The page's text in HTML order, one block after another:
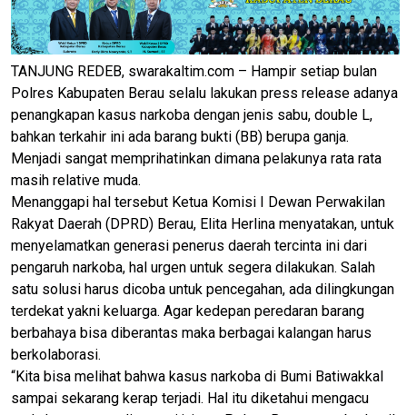
TANJUNG REDEB, swarakaltim.com – Hampir setiap bulan
Polres Kabupaten Berau selalu lakukan press release adanya
penangkapan kasus narkoba dengan jenis sabu, double L,
bahkan terkahir ini ada barang bukti (BB) berupa ganja.
Menjadi sangat memprihatinkan dimana pelakunya rata rata
masih relative muda.
Menanggapi hal tersebut Ketua Komisi I Dewan Perwakilan
Rakyat Daerah (DPRD) Berau, Elita Herlina menyatakan, untuk
menyelamatkan generasi penerus daerah tercinta ini dari
pengaruh narkoba, hal urgen untuk segera dilakukan. Salah
satu solusi harus dicoba untuk pencegahan, ada dilingkungan
terdekat yakni keluarga. Agar kedepan peredaran barang
berbahaya bisa diberantas maka berbagai kalangan harus
berkolaborasi.
“Kita bisa melihat bahwa kasus narkoba di Bumi Batiwakkal
sampai sekarang kerap terjadi. Hal itu diketahui mengacu